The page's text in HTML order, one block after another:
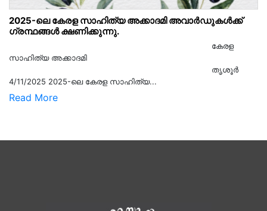
2025-ലെ കേരള സാഹിത്യ അക്കാദമി അവാർഡുകൾക്ക്
ഗ്രന്ഥങ്ങൾ ക്ഷണിക്കുന്നു.
കേരള
സാഹിത്യ അക്കാദമി
തൃശൂര്‍
4/11/2025 2025-ലെ കേരള സാഹിത്യ...
Read More